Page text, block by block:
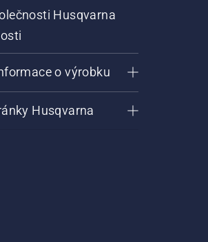
Husqvarna
o výrobku
Husqvarna